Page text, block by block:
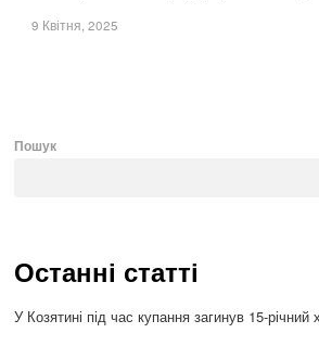
9 Квітня, 2025
Пошук
Останні статті
У Козятині під час купання загинув 15-річний